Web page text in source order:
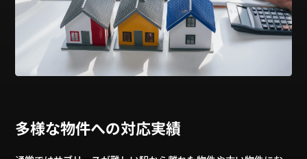
多様な物件への対応実績